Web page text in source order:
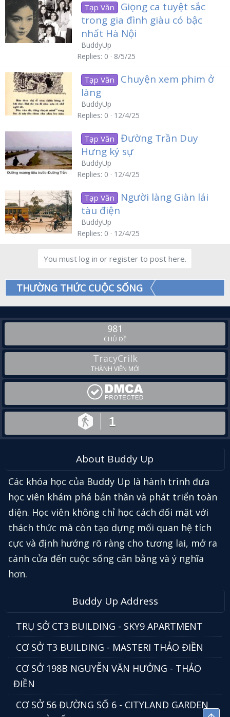
Tạp Văn
Giọng ca tuyệt sắc
trong gia đình giàu có bậc
nhất Hà Nội
BuddyUp
Replies 0 8/5/25
Tạp Văn
Chuyện xem phim ở
làng
BuddyUp
Replies 0 12/4/25
Tạp Văn
Đường Trần Duy
Hưng ký sự
BuddyUp
Replies 0 12/4/25
Tạp Văn
Người làng Giàn lái
tàu điện
BuddyUp
Replies 0 12/4/25
You must log in or register to post here.
THƯỜNG THỨC CUỘC SỐNG
981
CHỦ ĐỀ
TracyCrilk
THÀNH VIÊN MỚI
1
About Buddy Up
Các khóa học của Buddy Up là hành trình đưa
học viên khám phá bản thân và phát triển toàn
diện. Học viên không chỉ học cách đối mặt với
thách thức mà còn tạo dựng mối quan hệ tích
cực và định hướng rõ ràng cho tương lai, mở ra
cánh cửa đến cuộc sống cân bằng và ý nghĩa
hơn.
Buddy Up Address
TRỤ SỞ CT3 BUILDING - SKY9 APARTMENT
CƠ SỞ T3 BUILDING - MASTERI THẢO ĐIỀN
CƠ SỞ 198B NGUYỄN VĂN HƯỞNG - THẢO
ĐIỀN
CƠ SỞ 56 ĐƯỜNG SỐ 6 - CITYLAND GARDEN